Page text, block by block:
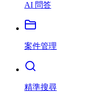
AI 問答
案件管理
精準搜尋